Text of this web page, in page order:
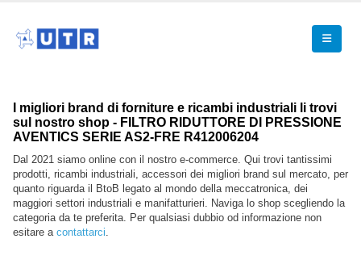
I migliori brand di forniture e ricambi industriali li trovi
sul nostro shop - FILTRO RIDUTTORE DI PRESSIONE
AVENTICS SERIE AS2-FRE R412006204
Dal 2021 siamo online con il nostro e-commerce. Qui trovi tantissimi
prodotti, ricambi industriali, accessori dei migliori brand sul mercato, per
quanto riguarda il BtoB legato al mondo della meccatronica, dei
maggiori settori industriali e manifatturieri. Naviga lo shop scegliendo la
categoria da te preferita. Per qualsiasi dubbio od informazione non
esitare a contattarci.